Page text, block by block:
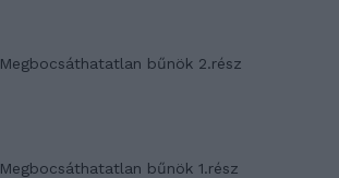
Megbocsáthatatlan bűnök 2.rész
Megbocsáthatatlan bűnök 1.rész